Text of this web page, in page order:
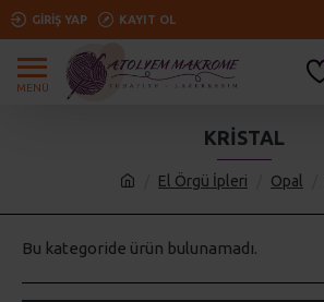
GIRIŞ YAP KAYIT OL
El Örgü İpleri Opal
KRISTAL
Bu kategoride ürün bulunamadı.